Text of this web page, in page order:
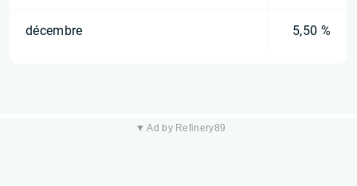
décembre 5,50 %
▼ Ad by Refinery89